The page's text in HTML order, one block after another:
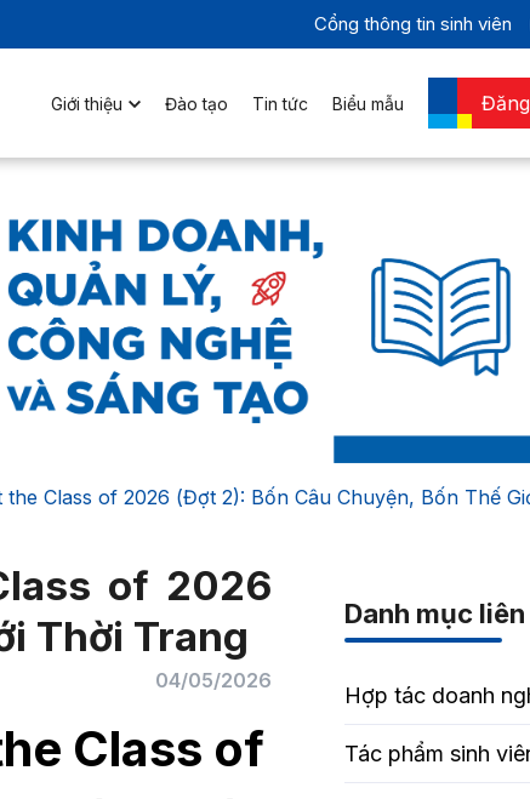
Cổng thông tin sinh viên
Giới thiệu Đào tạo Tin tức Biểu mẫu
the Class of 2026 (Đợt 2): Bốn Câu Chuyện, Bốn Thế
of 2026
Thời Trang
04/05/2026
Class of
Danh mục
Hợp tác doanh
Tác phẩm sinh